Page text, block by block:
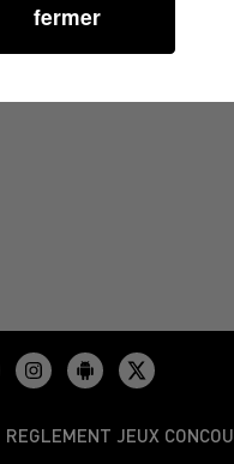
REGLEMENT JEUX
fermer